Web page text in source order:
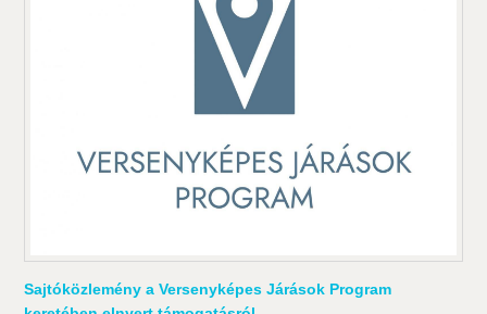
Sajtóközlemény a Versenyképes Járások Program